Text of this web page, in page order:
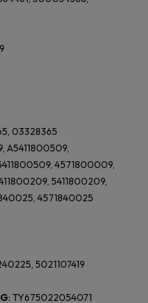
03328365
A5411800509,
4571800009,
5411800209,
4571840025
5021107419
: TY675022054071